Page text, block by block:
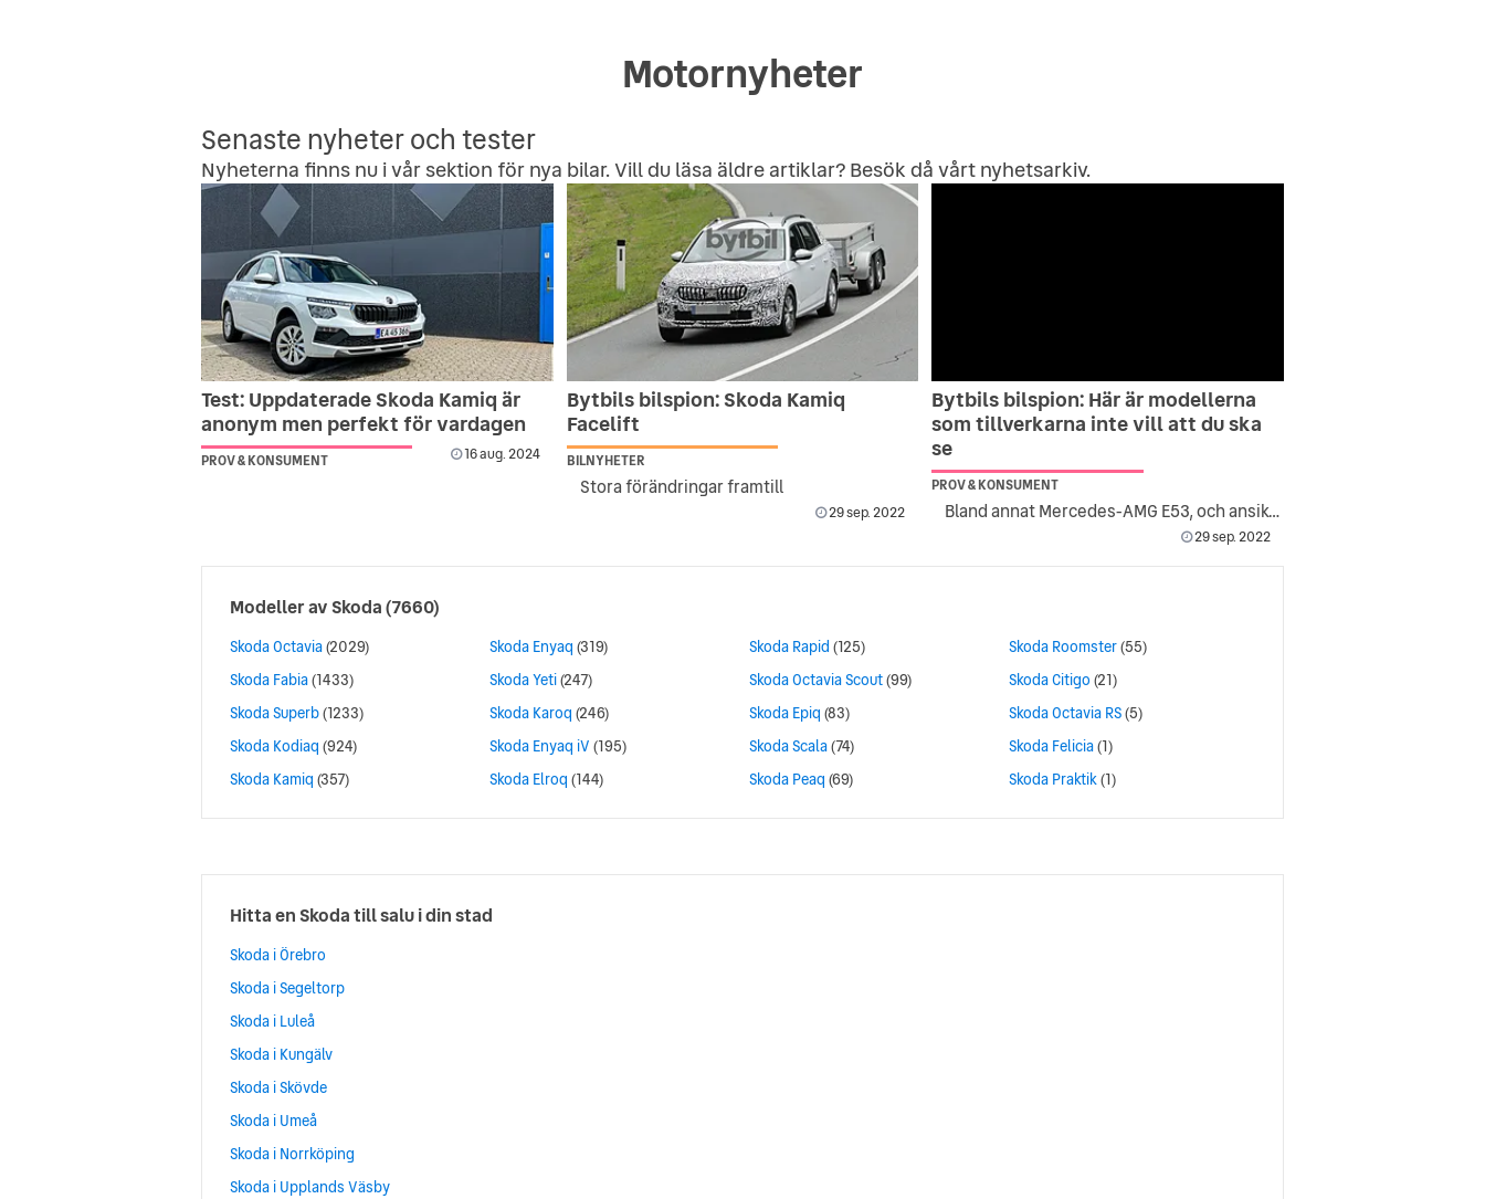
Motornyheter
Senaste nyheter och tester
Nyheterna finns nu i vår sektion för nya bilar. Vill du läsa äldre artiklar? Besök då vårtnyhetsarkiv.
Test: Uppdaterade Skoda Kamiq är
anonym men perfekt för vardagen
PROV & KONSUMENT 16 aug. 2024
Bytbils bilspion: Skoda Kamiq
Facelift
BILNYHETER
Stora förändringar framtill
29 sep. 2022
Bytbils bilspion: Här är modellerna
som tillverkarna inte vill att du ska
se
PROV & KONSUMENT
Bland annat Mercedes-AMG E53, och ansiktslyftet på Cupra Born samt Volkswagen Golf
29 sep. 2022
Modeller avSkoda(7660)
Skoda Octavia(2029)
Skoda Fabia(1433)
Skoda Superb(1233)
Skoda Kodiaq (924)
Skoda Kamiq (357)
Skoda Enyaq (319)
Skoda Yeti(247)
Skoda Karoq (246)
Skoda Enyaq iV (195)
Skoda Elroq (144)
Skoda Rapid (125)
Skoda Octavia Scout(99)
Skoda Epiq (83)
Skoda Scala(74)
Skoda Peaq (69)
Skoda Roomster(55)
Skoda Citigo (21)
Skoda Octavia RS(5)
Skoda Felicia(1)
Skoda Praktik(1)
Hitta en Skoda till salu i din stad
Skoda i Örebro
Skoda i Segeltorp
Skoda i Luleå
Skoda i Kungälv
Skoda i Skövde
Skoda i Umeå
Skoda i Norrköping
Skoda i Upplands Väsby